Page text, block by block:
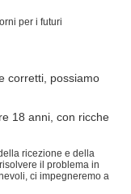
per i futuri
corretti, possiamo
18 anni, con ricche
ricezione e della
il problema in
ci impegneremo a